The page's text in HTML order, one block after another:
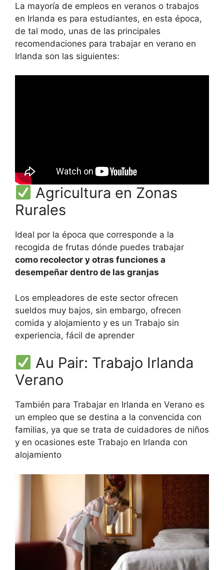
La mayoría de empleos en veranos o trabajos
en Irlanda es para estudiantes, en esta época,
de tal modo, unas de las principales
recomendaciones para trabajar en verano en
Irlanda son las siguientes:
Agricultura en Zonas
Rurales
Ideal por la época que corresponde a la
recogida de frutas dónde puedes trabajar
como recolector y otras funciones a
desempeñar dentro de las granjas
Los empleadores de este sector ofrecen
sueldos muy bajos, sin embargo, ofrecen
comida y alojamiento y es un Trabajo sin
experiencia, fácil de aprender
Au Pair: Trabajo Irlanda
Verano
También para Trabajar en Irlanda en Verano es
un empleo que se destina a la convencida con
familias, ya que se trata de cuidadores de niños
y en ocasiones este Trabajo en Irlanda con
alojamiento